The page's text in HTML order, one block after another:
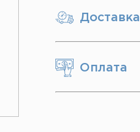
Доставка
Оплата